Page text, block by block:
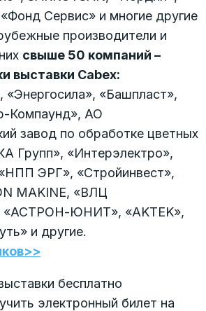
Сервис» и многие другие
производители и
свыше 50 компаний –
выставки Cabex:
«Энергосила», «Башпласт»,
Компаунд», АО
завод по обработке цветных
Групп», «Интерэлектро»,
ЭРГ», «Стройинвест»,
MAKINE, «ВЛЦ
ЮНИТ», «AKTEK»,
и другие.
бесплатно
электронный билет на